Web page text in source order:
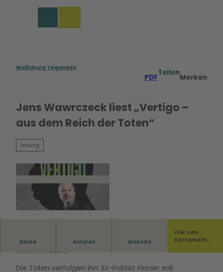
Wolfsburg Tagungen
PDF
Teilen
Merken
Jens Wawrczeck liest „Vertigo –
aus dem Reich der Toten“
Lesung
Route Anrufen Website
Link zum
Kartenverka
Mit der Lesereihe HITCH UND ICH erfüllt er sich
einen Traum.
Die Toten verfolgen ihn. Ex-Polizist Flavier soll